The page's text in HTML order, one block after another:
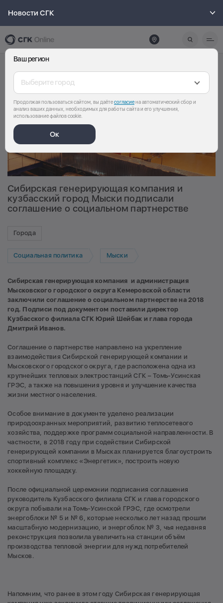
Новости СГК
Ваш регион
Выберите город
Продолжая пользоваться сайтом, вы даётесогласиена автоматический сбор и
анализ ваших данных, необходимых для работы сайта и его улучшения,
использование файлов cookie.
Ок
Сибирская генерирующая компания и
кузбасский город Мыски подписали
соглашение о социальном партнерстве
Города
Социальная политика Мыски
Сибирская генерирующая компания и администрация
Мысковского городского округа Кемеровской области
заключили соглашение о социальном партнерстве на 2018
год. Подписи под документом поставили директор
Кузбасского филиала СГК Юрий Шейбак и глава города
Дмитрий Иванов.
Соглашение о партнерстве направлено на укрепление
взаимодействия Сибирской генерирующей компании и
Мысковского городского округа, где расположена одна из
крупнейших тепловых электростанций СГК – Томь-Усинская
ГРЭС, а также на повышения уровня и улучшение качества
жизни местного населения.
Особое внимание в документе уделено реализации
природоохранных мероприятий, развитию теплосетевого
хозяйства, поддержке программ социальной направленности. В
частности, в 2018 году при содействии Сибирской
генерирующей компании в Мысках планируется благоустроить
спортивный комплекс «Энергетик», построить новую
хоккейную площадку.
После официальной церемонии подписания соглашения
руководитель Кузбасского филиала СГК и глава городского
округа побывали на Томь-Усинской ГРЭС, где осмотрели
энергоблоки № 5 и № 6, которые несколько лет назад прошли
масштабную модернизацию, и энергоблок № 3, чья недавняя
реконструкция позволила увеличить на станции объём
производства тепловой энергии для нужд потребителей
Мысков.
Напомним, что ранее в этом году Сибирская генерирующая